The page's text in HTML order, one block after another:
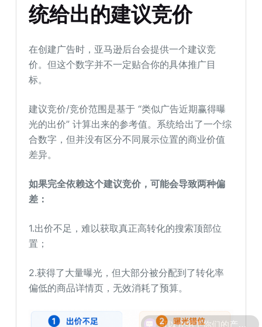
统给出的建议竞价
在创建广告时，亚马逊后台会提供一个建议竞
价。但这个数字并不一定贴合你的具体推广目
标。
建议竞价/竞价范围是基于 “类似广告近期赢得曝
光的出价” 计算出来的参考值。系统给出了一个综
合数字，但并没有区分不同展示位置的商业价值
差异。
如果完全依赖这个建议竞价，可能会导致两种偏
差：
1.出价不足，难以获取真正高转化的搜索顶部位
置；
2.获得了大量曝光，但大部分被分配到了转化率
偏低的商品详情页，无效消耗了预算。